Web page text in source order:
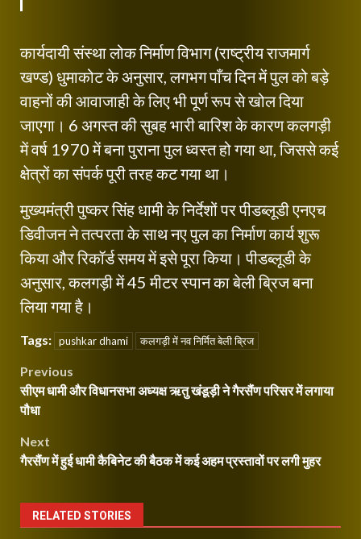
कार्यदायी संस्था लोक निर्माण विभाग (राष्ट्रीय राजमार्ग
खण्ड) धुमाकोट के अनुसार, लगभग पाँच दिन में पुल को बड़े
वाहनों की आवाजाही के लिए भी पूर्ण रूप से खोल दिया
जाएगा। 6 अगस्त की सुबह भारी बारिश के कारण कलगड़ी
में वर्ष 1970 में बना पुराना पुल ध्वस्त हो गया था, जिससे कई
क्षेत्रों का संपर्क पूरी तरह कट गया था।
मुख्यमंत्री पुष्कर सिंह धामी के निर्देशों पर पीडब्लूडी एनएच
डिवीजन ने तत्परता के साथ नए पुल का निर्माण कार्य शुरू
किया और रिकॉर्ड समय में इसे पूरा किया। पीडब्लूडी के
अनुसार, कलगड़ी में 45 मीटर स्पान का बेली ब्रिज बना
लिया गया है।
Tags: pushkar dhami कलगड़ी में नव निर्मित बेली ब्रिज
Post
navigation
Previous
सीएम धामी और विधानसभा अध्यक्ष ऋतु खंडूड़ी ने गैरसैंण परिसर में लगाया
पौधा
Next
गैरसैंण में हुई धामी कैबिनेट की बैठक में कई अहम प्रस्तावों पर लगी मुहर
RELATED STORIES